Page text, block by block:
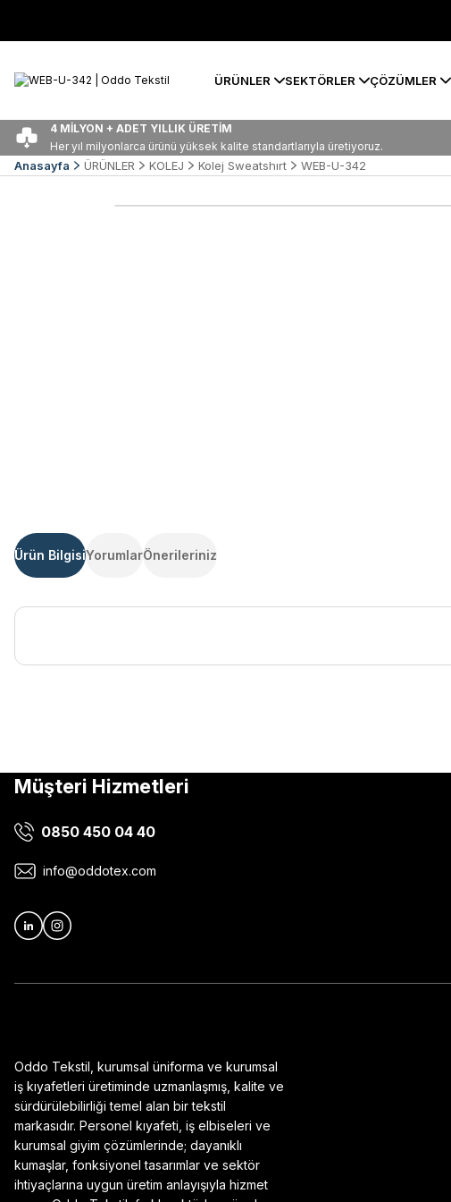
ÜRÜNLER SEKTÖRLER ÇÖZÜMLER
4 MİLYON + ADET YILLIK ÜRETİM
Her yıl milyonlarca ürünü yüksek kalite standartlarıyla üretiyoruz.
Anasayfa ÜRÜNLER KOLEJ Kolej Sweatshırt WEB-U-342
Ürün BilgisiYorumlarÖnerileriniz
Ürün resmi kalitesiz, bozuk veya görüntülenemiyor.
Ürün bilgilerinde hatalar bulunuyor.
Müşteri Hizmetleri
0850 450 04 40
info@oddotex.com
Oddo Tekstil, kurumsal üniforma ve kurumsal
iş kıyafetleri üretiminde uzmanlaşmış, kalite ve
sürdürülebilirliği temel alan bir tekstil
markasıdır. Personel kıyafeti, iş elbiseleri ve
kurumsal giyim çözümlerinde; dayanıklı
kumaşlar, fonksiyonel tasarımlar ve sektör
ihtiyaçlarına uygun üretim anlayışıyla hizmet